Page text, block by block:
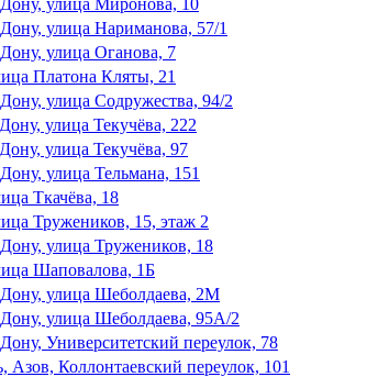
улица Нариманова, 57/1
улица Оганова, 7
Платона Кляты, 21
улица Содружества, 94/2
улица Текучёва, 222
улица Текучёва, 97
улица Тельмана, 151
Ткачёва, 18
Тружеников, 15, этаж 2
улица Тружеников, 18
Шаповалова, 1Б
улица Шеболдаева, 2М
улица Шеболдаева, 95А/2
Университетский переулок, 78
Азов, Коллонтаевский переулок, 101